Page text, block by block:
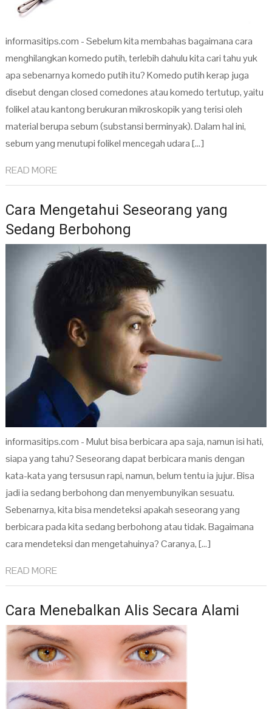
informasitips.com - Sebelum kita membahas bagaimana cara
menghilangkan komedo putih, terlebih dahulu kita cari tahu yuk
apa sebenarnya komedo putih itu? Komedo putih kerap juga
disebut dengan closed comedones atau komedo tertutup, yaitu
folikel atau kantong berukuran mikroskopik yang terisi oleh
material berupa sebum (substansi berminyak). Dalam hal ini,
sebum yang menutupi folikel mencegah udara […]
READ MORE
Cara Mengetahui Seseorang yang
Sedang Berbohong
informasitips.com - Mulut bisa berbicara apa saja, namun isi hati,
siapa yang tahu? Seseorang dapat berbicara manis dengan
kata-kata yang tersusun rapi, namun, belum tentu ia jujur. Bisa
jadi ia sedang berbohong dan menyembunyikan sesuatu.
Sebenarnya, kita bisa mendeteksi apakah seseorang yang
berbicara pada kita sedang berbohong atau tidak. Bagaimana
cara mendeteksi dan mengetahuinya? Caranya, […]
READ MORE
Cara Menebalkan Alis Secara Alami